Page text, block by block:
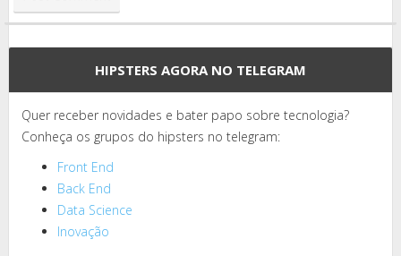
HIPSTERS AGORA NO TELEGRAM
Quer receber novidades e bater papo sobre tecnologia?
Conheça os grupos do hipsters no telegram:
Front End
Back End
Data Science
Inovação